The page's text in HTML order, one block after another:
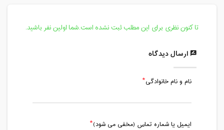
تا کنون نظری برای این مطلب ثبت نشده است.شما اولین نفر باشید.
ارسال دیدگاه
نام و نام خانوادگی
ایمیل یا شماره تماس (مخفی می شود)